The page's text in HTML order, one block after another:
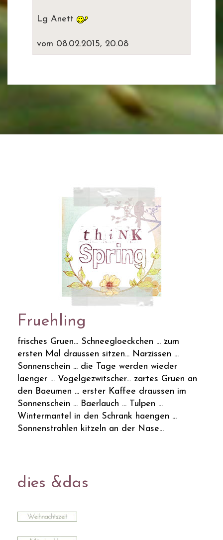
Lg Anett
vom 08.02.2015, 20.08
Fruehling
frisches Gruen... Schneegloeckchen ... zum
ersten Mal draussen sitzen... Narzissen ...
Sonnenschein ... die Tage werden wieder
laenger ... Vogelgezwitscher... zartes Gruen an
den Baeumen ... erster Kaffee draussen im
Sonnenschein ... Baerlauch ... Tulpen ...
Wintermantel in den Schrank haengen ...
Sonnenstrahlen kitzeln an der Nase...
dies &das